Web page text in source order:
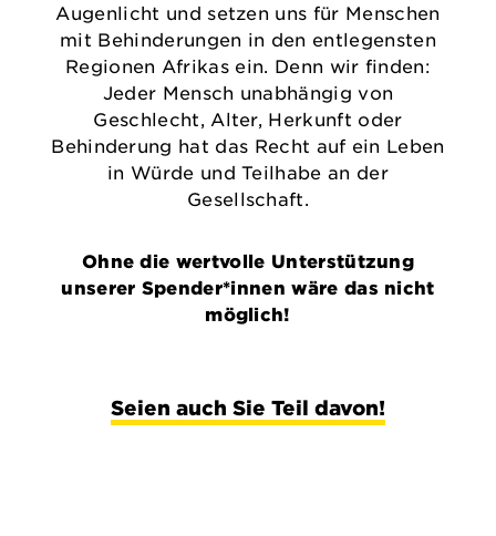
Augenlicht und setzen uns für Menschen
mit Behinderungen in den entlegensten
Regionen Afrikas ein. Denn wir finden:
Jeder Mensch unabhängig von
Geschlecht, Alter, Herkunft oder
Behinderung hat das Recht auf ein Leben
in Würde und Teilhabe an der
Gesellschaft.
Ohne die wertvolle Unterstützung
unserer Spender*innen wäre das nicht
möglich!
Seien auch Sie Teil davon!